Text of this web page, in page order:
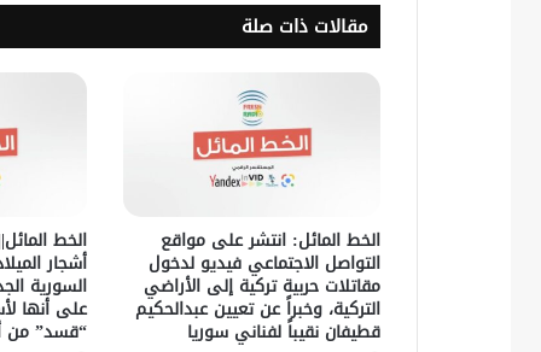
مقالات ذات صلة
الخط المائل: انتشر على مواقع
التواصل الاجتماعي فيديو لدخول
مقاتلات حربية تركية إلى الأراضي
التركية، وخبراً عن تعيين عبدالحكيم
قطيفان نقيباً لفناني سوريا
الخط
أشجار
السورية
على أنها
“قسد” من